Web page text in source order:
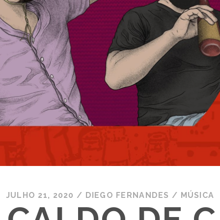
JULHO 21, 2020 / DIEGO FERNANDES / MÚSICA